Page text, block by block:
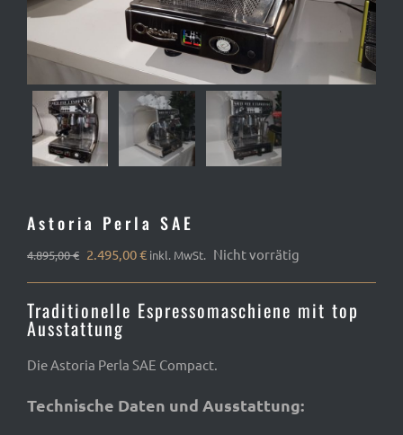
Astoria Perla SAE
4.895,00€ Ursprünglicher
4.895,00 €
2.495,00€Aktueller
2.495,00 €.
inkl. MwSt. Nicht vorrätig
Traditionelle Espressomaschiene mit top
Ausstattung
Die Astoria Perla SAE Compact.
Technische Daten und Ausstattung: